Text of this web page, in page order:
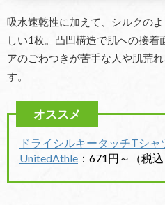
吸水速乾性に加えて、シルクの
しい1枚。凸凹構造で肌への接着
アのごわつきが苦手な人や肌荒
す。
ドライシルキータッチTシャ
UnitedAthle ：671円～（税込